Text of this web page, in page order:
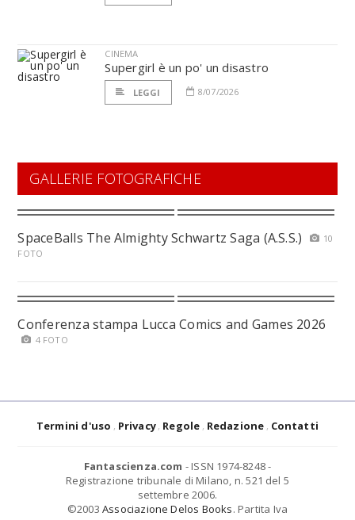
CINEMA
Supergirl è un po' un disastro
LEGGI 8/07/2026
GALLERIE FOTOGRAFICHE
SpaceBalls The Almighty Schwartz Saga (A.S.S.)
10
FOTO
Conferenza stampa Lucca Comics and Games 2026
4 FOTO
Termini d'uso Privacy Regole Redazione Contatti
Fantascienza.com - ISSN 1974-8248 -
Registrazione tribunale di Milano, n. 521 del 5
settembre 2006.
©2003 Associazione Delos Books. Partita Iva